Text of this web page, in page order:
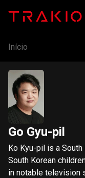
Início
Go Gyu-pil
Ko Kyu-pil is a
South Korean
in notable television